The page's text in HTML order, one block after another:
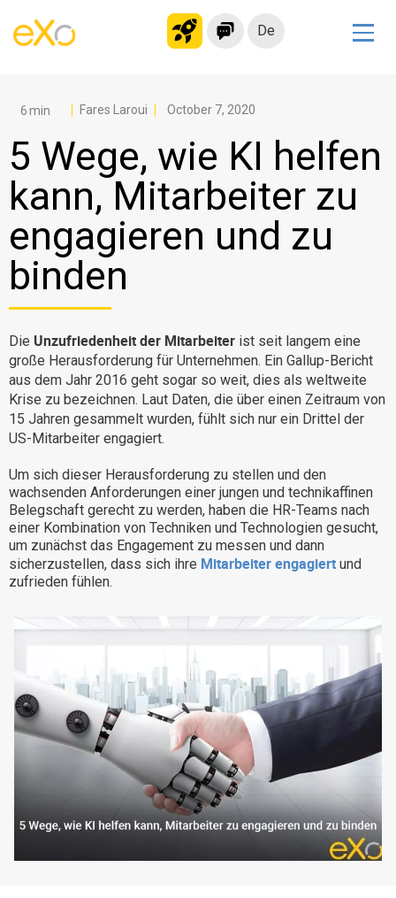
De
Modernes Intranet
kollaborationsplattform
Soziales Netzwerk
Wissensmanagement
Bewerbungsportal
Alternative zu Microsoft 365
Migration zur eXo Platform
Produkt
Plattform-Übersicht
Warum eXo
Internationalisierung
Mobil
Kein Code
Integrationen
Architektur
Sicherheit
Open Source
Über uns
Karriere
Kontakt
Testen Sie eXo
Fares Laroui October 7, 2020
5 Wege, wie KI helfen
kann, Mitarbeiter zu
engagieren und zu
binden
Die Unzufriedenheit der Mitarbeiter ist seit langem eine
große Herausforderung für Unternehmen. Ein Gallup-Bericht
aus dem Jahr 2016 geht sogar so weit, dies als weltweite
Krise zu bezeichnen. Laut Daten, die über einen Zeitraum von
15 Jahren gesammelt wurden, fühlt sich nur ein Drittel der
US-Mitarbeiter engagiert.
Um sich dieser Herausforderung zu stellen und den
wachsenden Anforderungen einer jungen und technikaffinen
Belegschaft gerecht zu werden, haben die HR-Teams nach
einer Kombination von Techniken und Technologien gesucht,
um zunächst das Engagement zu messen und dann
sicherzustellen, dass sich ihre Mitarbeiter engagiert und
zufrieden fühlen.